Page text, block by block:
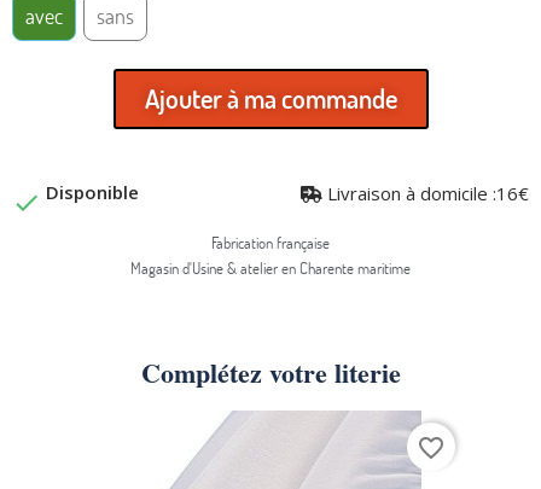
avec sans
Ajouter à ma commande
 Disponible Livraison à domicile :16€
Fabrication française
Magasin d'Usine & atelier en Charente maritime
Complétez votre literie
favorite_border